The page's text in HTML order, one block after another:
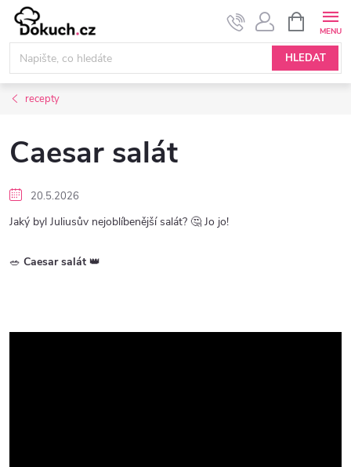
Přejít
obsah
HLEDAT
NÁKUPNÍ
KOŠÍK
recepty
Caesar salát
20.5.2026
Jaký byl Juliusův nejoblíbenější salát? 🤔 Jo jo!
🥗 Caesar salát 👑